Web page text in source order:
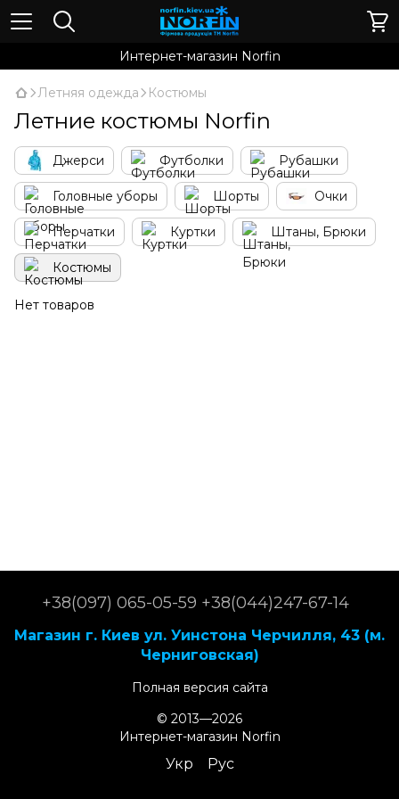
Интернет-магазин Norfin
Летняя одежда Костюмы
Летние костюмы Norfin
Джерси Футболки Рубашки
Головные уборы Шорты Очки
Перчатки Куртки Штаны, Брюки
Костюмы
Нет товаров
+38(097) 065-05-59 +38(044)247-67-14
Магазин г. Киев ул. Уинстона Черчилля, 43 (м.
Черниговская)
Полная версия сайта
© 2013—2026
Интернет-магазин Norfin
Укр Рус